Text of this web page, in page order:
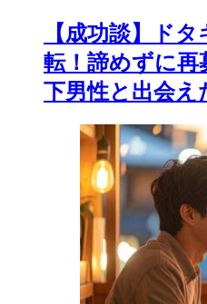
【成功談】ド
転！諦めずに再
下男性と出会え